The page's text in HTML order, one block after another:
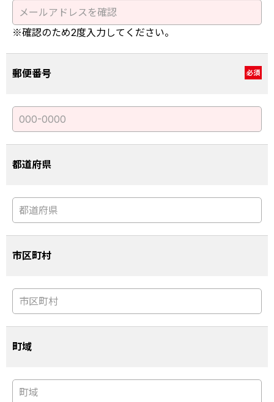
※確認のため2度入力してください。
郵便番号 必須
都道府県
市区町村
町域